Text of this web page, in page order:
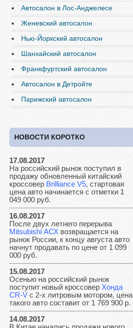
Chrysler Citroen Dacia
Daewoo Dodge
Fiat Ford Great Wall
GAZ Geely
Honda Hyundai Infiniti
JAC Jaguar Jeep
Kia
Lancia
Автосалон в Лос-Анджелесе
Женевский автосалон
Нью-Йоркский автосалон
Шанхайский автосалон
Франкфуртский автосалон
Автосалон в Детройте
Парижский автосалон
НОВОСТИ КОРОТКО
17.08.2017
На российский рынок поступил в
продажу обновленный китайский
кроссовер Brilliance V5, стартовая
цена авто начинается с отметки 1
049 000 руб.
16.08.2017
После двух летнего перерыва
Mitsubishi АСХ возвращается на
рынок России, к концу августа авто
начнут продавать по цене от 1 099
000 руб.
15.08.2017
Осенью на российский рынок
поступит новый кроссовер Хонда
CR-V с 2-х литровым мотором, цена
такого авто составит от 1 769 900 р.
14.08.2017